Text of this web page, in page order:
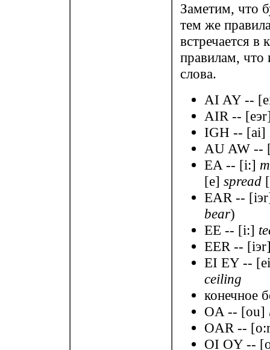
Заметим, что
тем же
встречается в
правилам, что
слова.
AI AY --
AIR --
IGH -- [ai]
AU AW --
EA -- [i:]
[e] spread
EAR --
bear)
EE -- [i:]
EER --
EI EY --
ceiling
конечное
OA -- [ou]
OAR --
OI OY --